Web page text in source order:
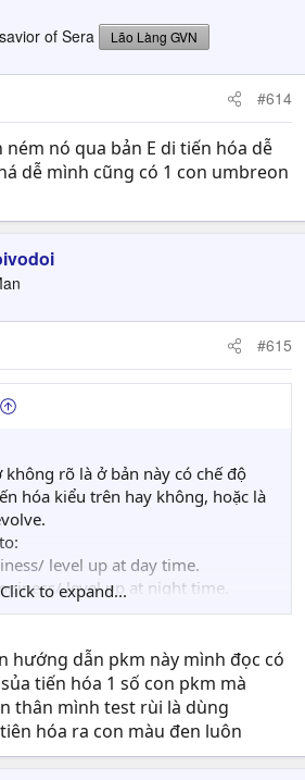
of Sera Lão Làng GVN
#614
nó qua bản E di tiến hóa dễ
dễ mình cũng có 1 con umbreon
#615
không rõ là ở bản này có chế độ
hóa kiểu trên hay không, hoặc là
level up at day time.
level up at night time.
dùng Stone ở đây! ::)
Click to expand...
hướng dẫn pkm này mình đọc có
tiến hóa 1 số con pkm mà
thân mình test rùi là dùng
hóa ra con màu đen luôn